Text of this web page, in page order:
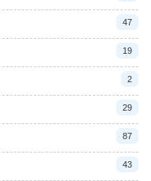
47
19
2
29
87
43